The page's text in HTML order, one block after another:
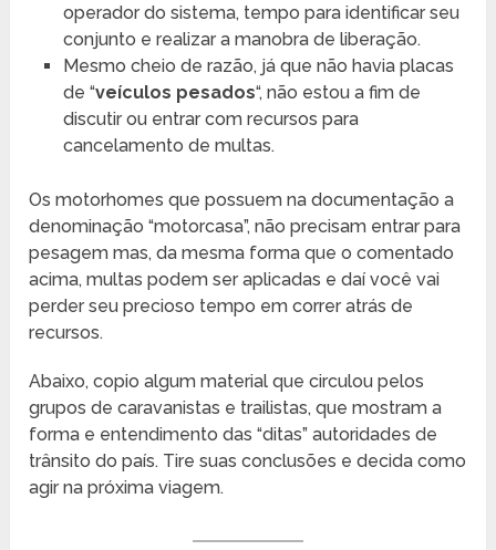
operador do sistema, tempo para identificar seu
conjunto e realizar a manobra de liberação.
Mesmo cheio de razão, já que não havia placas
de “veículos pesados“, não estou a fim de
discutir ou entrar com recursos para
cancelamento de multas.
Os motorhomes que possuem na documentação a
denominação “motorcasa”, não precisam entrar para
pesagem mas, da mesma forma que o comentado
acima, multas podem ser aplicadas e daí você vai
perder seu precioso tempo em correr atrás de
recursos.
Abaixo, copio algum material que circulou pelos
grupos de caravanistas e trailistas, que mostram a
forma e entendimento das “ditas” autoridades de
trânsito do país. Tire suas conclusões e decida como
agir na próxima viagem.